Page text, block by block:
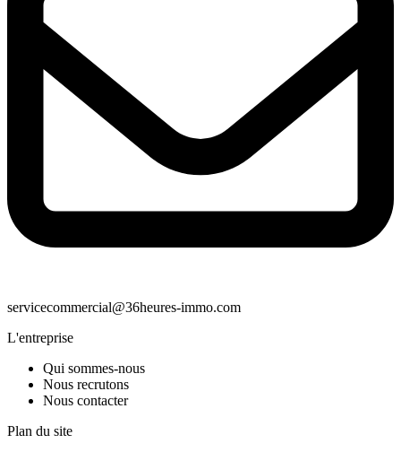
servicecommercial@36heures-immo.com
L'entreprise
Qui sommes-nous
Nous recrutons
Nous contacter
Plan du site